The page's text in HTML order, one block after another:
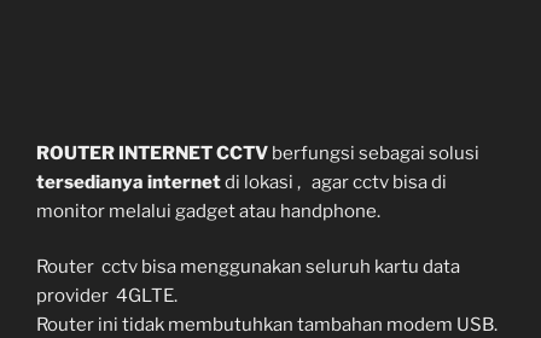
ROUTER INTERNET CCTV berfungsi sebagai solusi
tersedianya internetdi lokasi , agar cctv bisa di
monitor melalui gadget atau handphone.
Router cctv bisa menggunakan seluruh kartu data
provider 4GLTE.
Router ini tidak membutuhkan tambahan modem USB.